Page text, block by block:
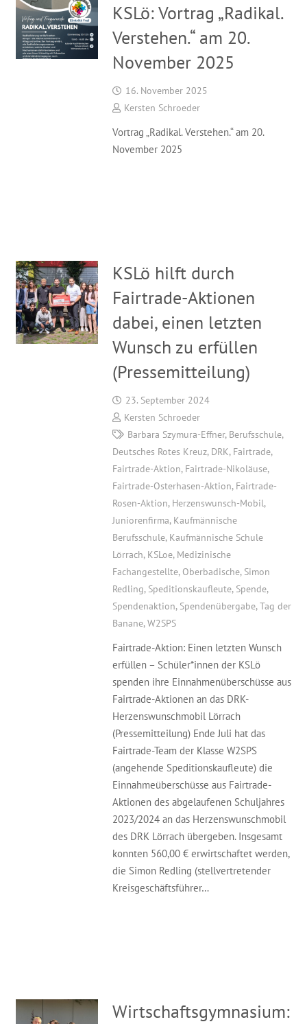
KSLö: Vortrag „Radikal.
Verstehen.“ am 20.
November 2025
16. November 2025
Kersten Schroeder
Vortrag „Radikal. Verstehen.“ am 20.
November 2025
KSLö hilft durch
Fairtrade-Aktionen
dabei, einen letzten
Wunsch zu erfüllen
(Pressemitteilung)
23. September 2024
Kersten Schroeder
Barbara Szymura-Effner, Berufsschule,
Deutsches Rotes Kreuz, DRK, Fairtrade,
Fairtrade-Aktion, Fairtrade-Nikoläuse,
Fairtrade-Osterhasen-Aktion, Fairtrade-
Rosen-Aktion, Herzenswunsch-Mobil,
Juniorenfirma, Kaufmännische
Berufsschule, Kaufmännische Schule
Lörrach, KSLoe, Medizinische
Fachangestellte, Oberbadische, Simon
Redling, Speditionskaufleute, Spende,
Spendenaktion, Spendenübergabe, Tag der
Banane, W2SPS
Fairtrade-Aktion: Einen letzten Wunsch
erfüllen – Schüler*innen der KSLö
spenden ihre Einnahmenüberschüsse aus
Fairtrade-Aktionen an das DRK-
Herzenswunschmobil Lörrach
(Pressemitteilung) Ende Juli hat das
Fairtrade-Team der Klasse W2SPS
(angehende Speditionskaufleute) die
Einnahmeüberschüsse aus Fairtrade-
Aktionen des abgelaufenen Schuljahres
2023/2024 an das Herzenswunschmobil
des DRK Lörrach übergeben. Insgesamt
konnten 560,00 € erwirtschaftet werden,
die Simon Redling (stellvertretender
Kreisgeschäftsführer…
Wirtschaftsgymnasium: